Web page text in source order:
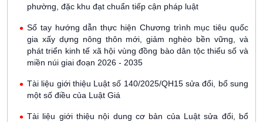
phường, đặc khu đạt chuẩn tiếp cận pháp luật
Sổ tay hướng dẫn thực hiện Chương trình mục tiêu quốc
gia xấy dựng nông thôn mới, giảm nghèo bền vững, và
phát triển kinh tế xã hội vùng đồng bào dân tộc thiểu số và
miền núi giai đoạn 2026 - 2035
Tài liệu giới thiệu Luật số 140/2025/QH15 sửa đổi, bổ sung
một số điều của Luật Giá
Tài liệu giới thiệu nội dung cơ bản của Luật sửa đổi, bổ